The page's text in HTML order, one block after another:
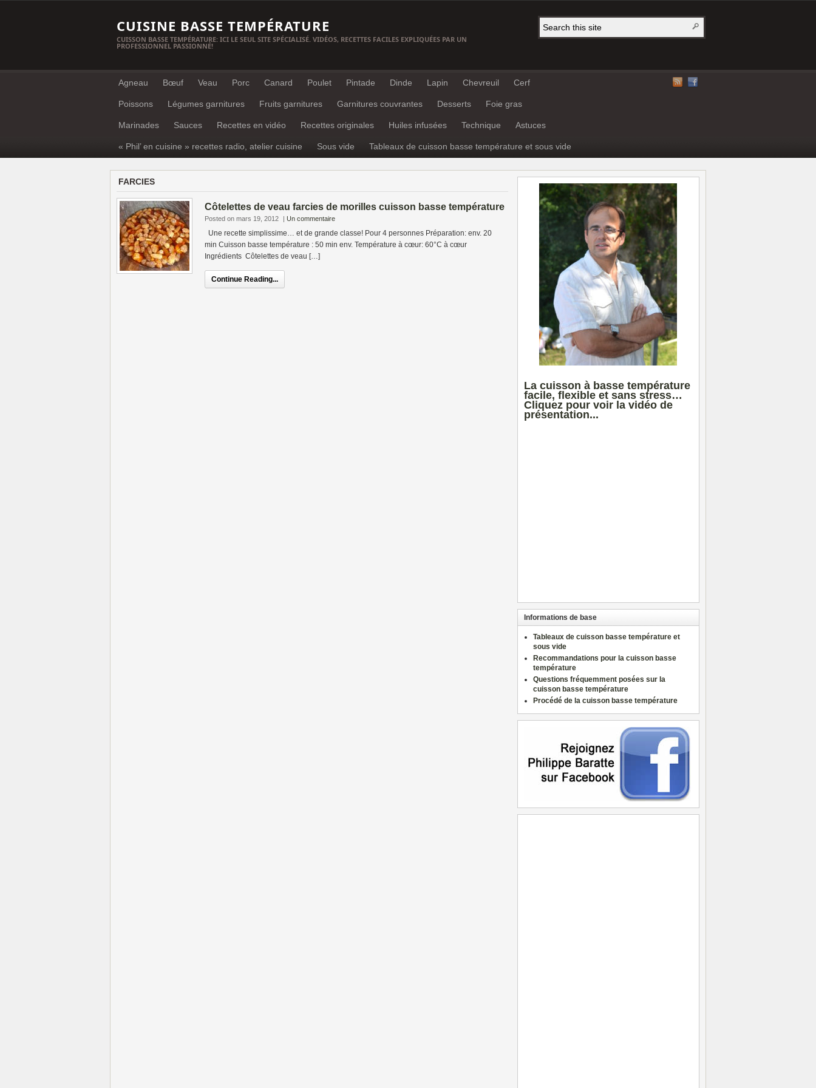
CUISINE BASSE TEMPÉRATURE
CUISSON BASSE TEMPÉRATURE: ICI LE SEUL SITE SPÉCIALISÉ. VIDÉOS, RECETTES FACILES EXPLIQUÉES PAR UN
PROFESSIONNEL PASSIONNÉ!
Agneau Bœuf Veau Porc Canard Poulet Pintade Dinde Lapin Chevreuil Cerf
Poissons Légumes garnitures Fruits garnitures Garnitures couvrantes Desserts Foie gras
Marinades Sauces Recettes en vidéo Recettes originales Huiles infusées Technique Astuces
« Phil’ en cuisine » recettes radio, atelier cuisine Sous vide Tableaux de cuisson basse température et sous vide
FARCIES
Côtelettes de veau farcies de morilles cuisson basse température
Posted on mars 19, 2012 | Un commentaire
Une recette simplissime… et de grande classe! Pour 4 personnes Préparation: env. 20
min Cuisson basse température : 50 min env. Température à cœur: 60°C à cœur
Ingrédients Côtelettes de veau […]
Continue Reading...
La cuisson à basse température
facile, flexible et sans stress…
Cliquez pour voir la vidéo de
présentation...
Informations de base
Tableaux de cuisson basse température et
sous vide
Recommandations pour la cuisson basse
température
Questions fréquemment posées sur la
cuisson basse température
Procédé de la cuisson basse température